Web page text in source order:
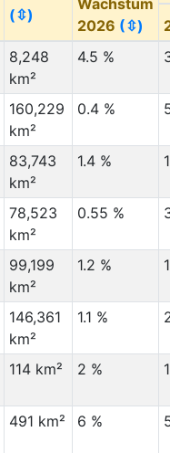
Von
Nach(⇳)
***
4,000
***
*** 1,000
***
2,000
***
1,000
*** 30,000
*** 2,000
*** 1,000
3,000
***
1,000
(⇳)
Wachstum
2026 (⇳)
8,248
km²
4.5 %
160,229
km²
0.4 %
83,743
km²
1.4 %
78,523
km²
0.55 %
99,199
km²
1.2 %
146,361
km²
1.1 %
114 km² 2 %
491 km² 6 %